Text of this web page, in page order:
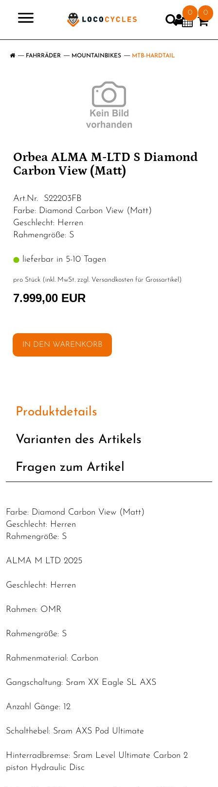
0 0
FAHRRÄDER MOUNTAINBIKES MTB-HARDTAIL
Orbea ALMA M-LTD S Diamond
Carbon View (Matt)
Art.Nr. S22203FB
Farbe: Diamond Carbon View (Matt)
Geschlecht: Herren
Rahmengröße: S
lieferbar in 5-10 Tagen
pro Stück (inkl. MwSt. zzgl. Versandkosten für Grossartikel )
7.999,00 EUR
IN DEN WARENKORB
Produktdetails
Varianten des Artikels
Fragen zum Artikel
Farbe: Diamond Carbon View (Matt)
Geschlecht: Herren
Rahmengröße: S
ALMA M LTD 2025
Geschlecht: Herren
Rahmen: OMR
Rahmengröße: S
Rahmenmaterial: Carbon
Gangschaltung: Sram XX Eagle SL AXS
Anzahl Gänge: 12
Schalthebel: Sram AXS Pod Ultimate
Hinterradbremse: Sram Level Ultimate Carbon 2
piston Hydraulic Disc